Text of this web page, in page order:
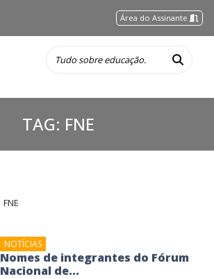
Área do Assinante
TAG: FNE
FNE
NOTÍCIAS
Nomes de integrantes do Fórum
Nacional de...